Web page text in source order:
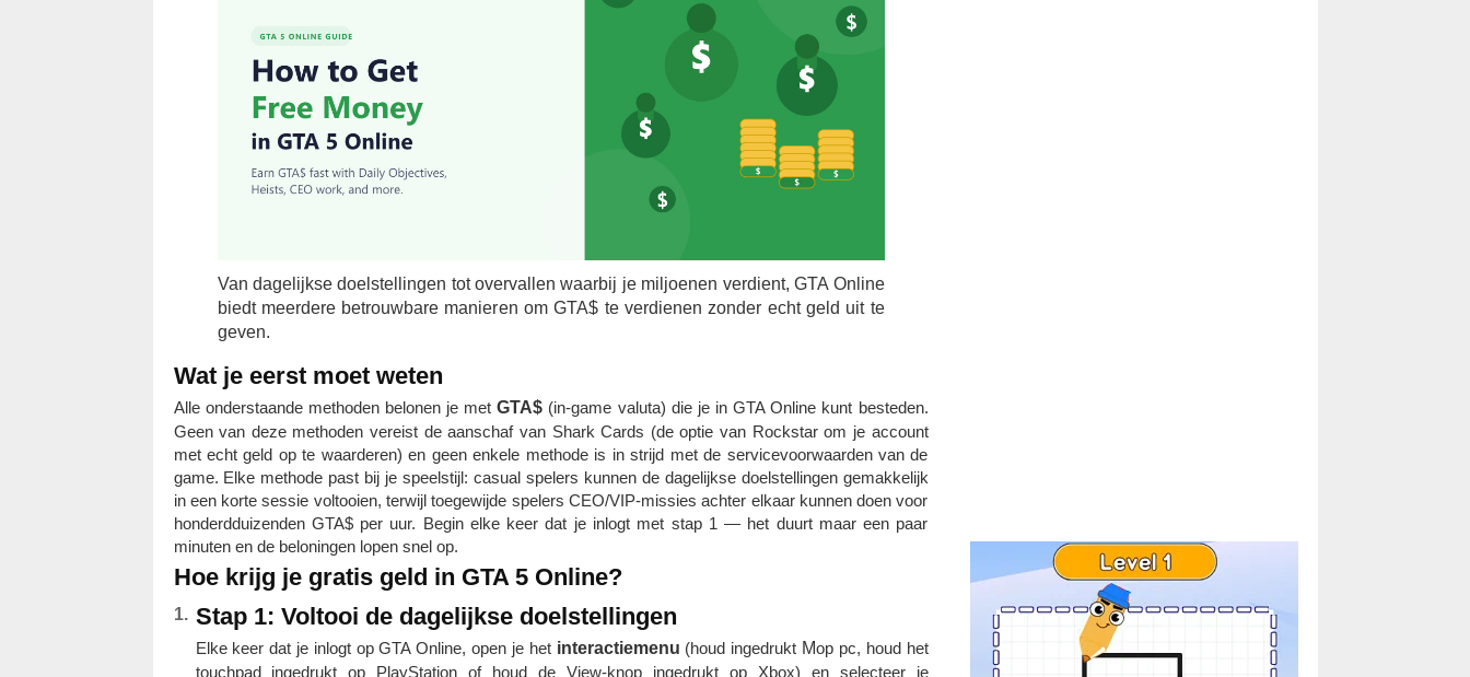
Van dagelijkse doelstellingen tot overvallen waarbij je miljoenen verdient, GTA Online
biedt meerdere betrouwbare manieren om GTA$ te verdienen zonder echt geld uit te
geven.
Wat je eerst moet weten
Alle onderstaande methoden belonen je metGTA$ (in-game valuta) die je in GTA Online kunt besteden.
Geen van deze methoden vereist de aanschaf van Shark Cards (de optie van Rockstar om je account
met echt geld op te waarderen) en geen enkele methode is in strijd met de servicevoorwaarden van de
game. Elke methode past bij je speelstijl: casual spelers kunnen de dagelijkse doelstellingen gemakkelijk
in een korte sessie voltooien, terwijl toegewijde spelers CEO/VIP-missies achter elkaar kunnen doen voor
honderdduizenden GTA$ per uur. Begin elke keer dat je inlogt met stap 1 — het duurt maar een paar
minuten en de beloningen lopen snel op.
Hoe krijg je gratis geld in GTA 5 Online?
Stap 1: Voltooi de dagelijkse doelstellingen
Elke keer dat je inlogt op GTA Online, open je het interactiemenu (houd ingedrukt Mop pc, houd het
touchpad ingedrukt op PlayStation of houd de View-knop ingedrukt op Xbox) en selecteer je